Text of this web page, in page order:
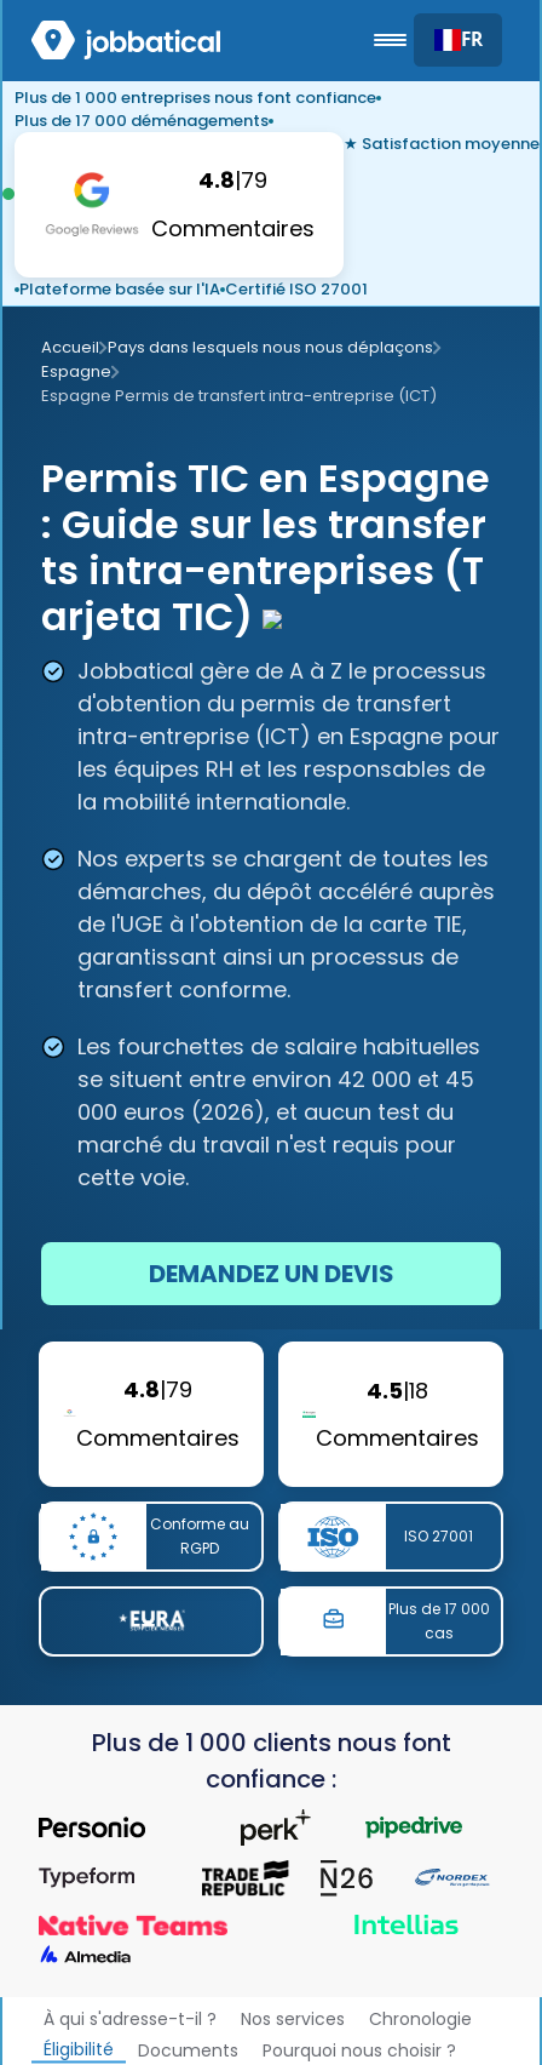
FR
Plus de 1 000 entreprises nous font confiance
Plus de 17 000 déménagements
4.8|79
Commentaires
★ Satisfaction moyenne
Plateforme basée sur l'IA Certifié ISO 27001
Accueil Pays dans lesquels nous nous déplaçons
Espagne
Espagne Permis de transfert intra-entreprise (ICT)
Permis TIC en Espagne
: Guide sur les transfer
ts intra-entreprises (T
arjeta TIC)
Jobbatical gère de A à Z le processus
d'obtention du permis de transfert
intra-entreprise (ICT) en Espagne pour
les équipes RH et les responsables de
la mobilité internationale.
Nos experts se chargent de toutes les
démarches, du dépôt accéléré auprès
de l'UGE à l'obtention de la carte TIE,
garantissant ainsi un processus de
transfert conforme.
Les fourchettes de salaire habituelles
se situent entre environ 42 000 et 45
000 euros (2026), et aucun test du
marché du travail n'est requis pour
cette voie.
DEMANDEZ UN DEVIS
4.8|79
Commentaires
4.5|18
Commentaires
Conforme au
RGPD
ISO 27001
Plus de 17 000
cas
Plus de 1 000 clients nous font
confiance :
À qui s'adresse-t-il ? Nos services
Chronologie
Éligibilité
Documents
Pourquoi nous choisir ?